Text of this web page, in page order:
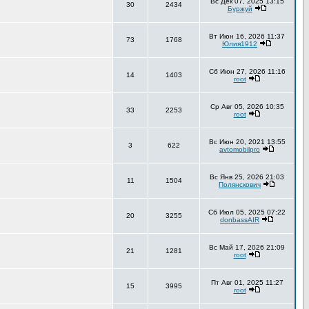
30 2434
Буржуй
73 1768
Вт Июн 16, 2026 11:37
Юлия1912
14 1403
Сб Июн 27, 2026 11:16
root
33 2253
Ср Авг 05, 2026 10:35
root
3 622
Вс Июн 20, 2021 13:55
avtomobilpro
11 1504
Вс Янв 25, 2026 21:03
Полянскович
20 3255
Сб Июл 05, 2025 07:22
donbassAIR
21 1281
Вс Май 17, 2026 21:09
root
15 3995
Пт Авг 01, 2025 11:27
root